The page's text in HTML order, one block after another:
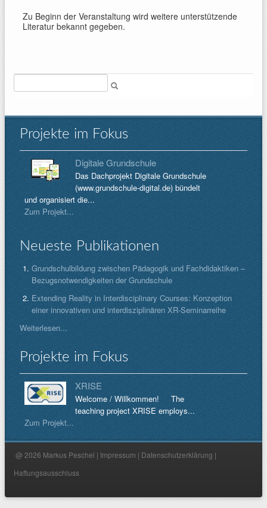
Zu Beginn der Veranstaltung wird weitere unterstützende
Literatur bekannt gegeben.
Projekte im Fokus
Digitale Grundschule
Das Dachprojekt Digitale Grundschule
(www.grundschule-digital.de) bündelt
und organisiert die...
Zum Projekt...
Neueste Publikationen
Grundschulbildung zwischen Pädagogik und Fachdidaktiken –
Bezugsnotwendigkeiten der Grundschule
Extending Reality in Interdisciplinary Courses: Konzeption
einer innovativen und interdisziplinären XR-Seminarreihe
Weiterlesen...
Projekte im Fokus
XRISE
Welcome / Willkommen! The
teaching project XRISE employs...
Zum Projekt...
@ 2026 Markus Peschel | Impressum | Datenschutzerklärung |
Haftungsausschluss